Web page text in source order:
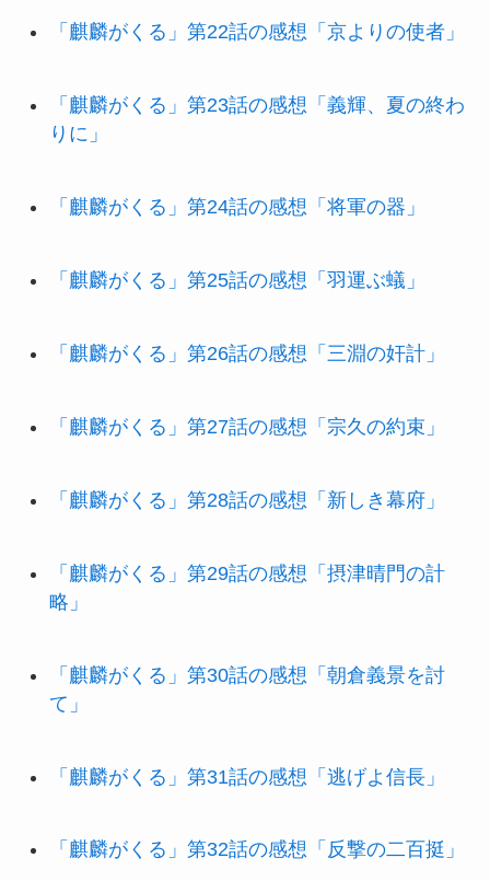
「麒麟がくる」第22話の感想「京よりの使者」
「麒麟がくる」第23話の感想「義輝、夏の終わ
りに」
「麒麟がくる」第24話の感想「将軍の器」
「麒麟がくる」第25話の感想「羽運ぶ蟻」
「麒麟がくる」第26話の感想「三淵の奸計」
「麒麟がくる」第27話の感想「宗久の約束」
「麒麟がくる」第28話の感想「新しき幕府」
「麒麟がくる」第29話の感想「摂津晴門の計
略」
「麒麟がくる」第30話の感想「朝倉義景を討
て」
「麒麟がくる」第31話の感想「逃げよ信長」
「麒麟がくる」第32話の感想「反撃の二百挺」